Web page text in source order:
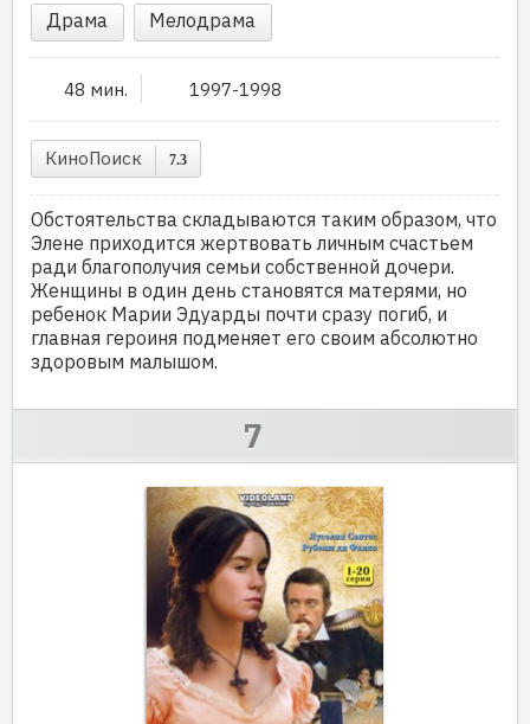
Драма Мелодрама
48 мин. 1997-1998
КиноПоиск 7.3
Обстоятельства складываются таким образом, что
Элене приходится жертвовать личным счастьем
ради благополучия семьи собственной дочери.
Женщины в один день становятся матерями, но
ребенок Марии Эдуарды почти сразу погиб, и
главная героиня подменяет его своим абсолютно
здоровым малышом.